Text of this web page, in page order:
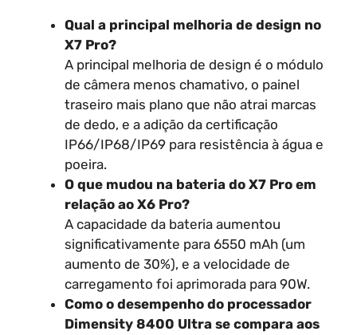
Qual a principal melhoria de design no
X7 Pro?
A principal melhoria de design é o módulo
de câmera menos chamativo, o painel
traseiro mais plano que não atrai marcas
de dedo, e a adição da certificação
IP66/IP68/IP69 para resistência à água e
poeira.
O que mudou na bateria do X7 Pro em
relação ao X6 Pro?
A capacidade da bateria aumentou
significativamente para 6550 mAh (um
aumento de 30%), e a velocidade de
carregamento foi aprimorada para 90W.
Como o desempenho do processador
Dimensity 8400 Ultra se compara aos